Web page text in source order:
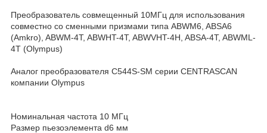
Преобразователь совмещенный 10МГц для использования
совместно со сменными призмами типа ABWM6, ABSA6
(Amkro), ABWM-4T, ABWHT-4T, ABWVHT-4H, ABSA-4T, ABWML-
4T (Olympus)
Аналог преобразователя C544S-SM серии CENTRASCAN
компании Olympus
Номинальная частота 10 МГц
Размер пьезоэлемента d6 мм